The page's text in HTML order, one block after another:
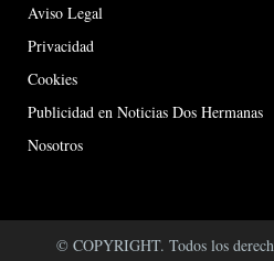
Aviso Legal
Privacidad
Cookies
Publicidad en Noticias Dos Hermanas
Nosotros
© COPYRIGHT. Todos los